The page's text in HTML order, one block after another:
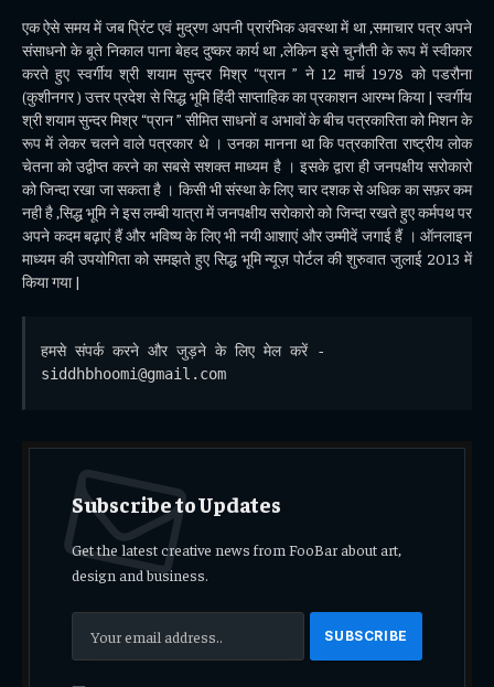
एक ऐसे समय में जब प्रिंट एवं मुद्रण अपनी प्रारंभिक अवस्था में था ,समाचार पत्र अपने
संसाधनो के बूते निकाल पाना बेहद दुष्कर कार्य था ,लेकिन इसे चुनौती के रूप में स्वीकार
करते हुए स्वर्गीय श्री शयाम सुन्दर मिश्र “प्रान ” ने 12 मार्च 1978 को पडरौना
(कुशीनगर ) उत्तर प्रदेश से सिद्ध भूमि हिंदी साप्ताहिक का प्रकाशन आरम्भ किया | स्वर्गीय
श्री शयाम सुन्दर मिश्र “प्रान ” सीमित साधनों व अभावों के बीच पत्रकारिता को मिशन के
रूप में लेकर चलने वाले पत्रकार थे । उनका मानना था कि पत्रकारिता राष्ट्रीय लोक
चेतना को उद्वीप्त करने का सबसे सशक्त माध्यम है । इसके द्वारा ही जनपक्षीय सरोकारो
को जिन्दा रखा जा सकता है । किसी भी संस्था के लिए चार दशक से अधिक का सफ़र कम
नही है ,सिद्ध भूमि ने इस लम्बी यात्रा में जनपक्षीय सरोकारो को जिन्दा रखते हुए कर्मपथ पर
अपने कदम बढ़ाएं हैं और भविष्य के लिए भी नयी आशाएं और उम्मीदें जगाई हैं । ऑनलाइन
माध्यम की उपयोगिता को समझते हुए सिद्ध भूमि न्यूज़ पोर्टल की शुरुवात जुलाई 2013 में
किया गया |
हमसे संपर्क करने और जुड़ने के लिए मेल करें -
siddhbhoomi@gmail.com
Subscribe to Updates
Get the latest creative news from FooBar about art,
design and business.